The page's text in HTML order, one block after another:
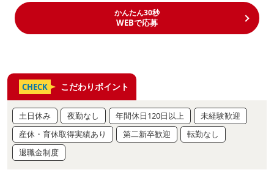
かんたん30秒
WEBで応募
CHECK こだわりポイント
土日休み 夜勤なし 年間休日120日以上
未経験歓迎
産休・育休取得実績あり
第二新卒歓迎
転勤なし
退職金制度